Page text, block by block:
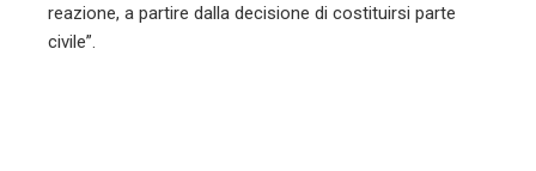
reazione, a partire dalla decisione di costituirsi parte
civile”.